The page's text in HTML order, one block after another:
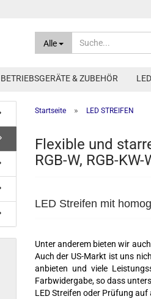
Alle
BETRIEBSGERÄTE & ZUBEHÖR
24V Konstantspannung
Spannung dimmen
Startseite » LED STREIFEN
Flexible und
RGB-W, RGB-KW-
LED Streifen mit
Unter anderem bieten wir
Auch der US-Markt ist uns
anbieten und viele
Farbwidergabe, so dass
LED Streifen oder Prüfung